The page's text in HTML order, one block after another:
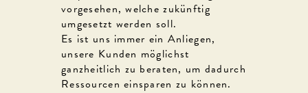
vorgesehen, welche zukünftig
umgesetzt werden soll.
Es ist uns immer ein Anliegen,
unsere Kunden möglichst
ganzheitlich zu beraten, um dadurch
Ressourcen einsparen zu können.